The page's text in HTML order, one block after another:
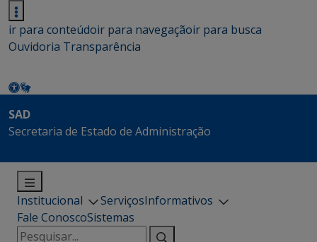
ir para conteúdoir para navegaçãoir para busca
Ouvidoria Transparência
SAD
Secretaria de Estado de Administração
Institucional ServiçosInformativos
Fale ConoscoSistemas
Pesquisar